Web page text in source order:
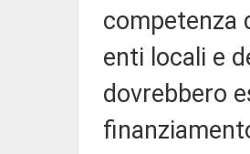
competenza
enti locali e
dovrebbero